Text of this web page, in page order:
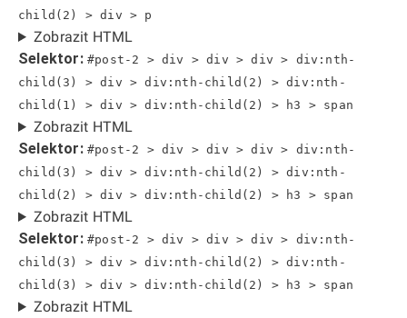
child(2) > div > p
Zobrazit HTML
Selektor: #post-2 > div > div > div > div:nth-
child(3) > div > div:nth-child(2) > div:nth-
child(1) > div > div:nth-child(2) > h3 > span
Zobrazit HTML
Selektor: #post-2 > div > div > div > div:nth-
child(3) > div > div:nth-child(2) > div:nth-
child(2) > div > div:nth-child(2) > h3 > span
Zobrazit HTML
Selektor: #post-2 > div > div > div > div:nth-
child(3) > div > div:nth-child(2) > div:nth-
child(3) > div > div:nth-child(2) > h3 > span
Zobrazit HTML